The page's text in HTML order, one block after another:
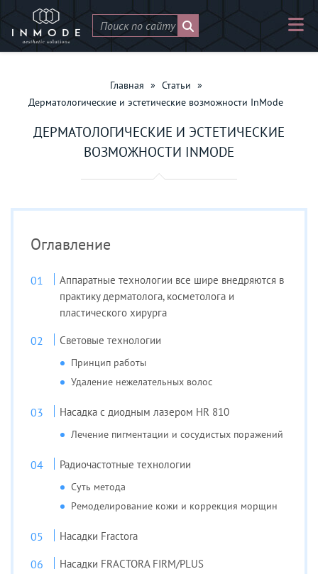
Главная » Статьи »
Дерматологические и эстетические возможности InMode
ДЕРМАТОЛОГИЧЕСКИЕ И ЭСТЕТИЧЕСКИЕ
ВОЗМОЖНОСТИ INMODE
Оглавление
Аппаратные технологии все шире внедряются в
практику дерматолога, косметолога и
пластического хирурга
Световые технологии
Принцип работы
Удаление нежелательных волос
Насадка с диодным лазером HR 810
Лечение пигментации и сосудистых поражений
Радиочастотные технологии
Суть метода
Ремоделирование кожи и коррекция морщин
Насадки Fractora
Насадки FRACTORA FIRM/PLUS